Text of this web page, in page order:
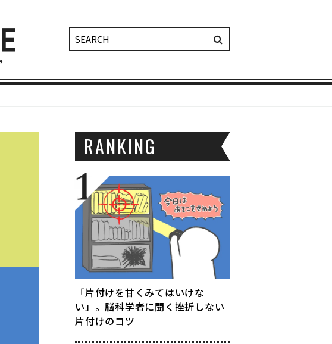
RANKING
「片付けを甘くみてはいけな
い」。脳科学者に聞く挫折しない
片付けのコツ